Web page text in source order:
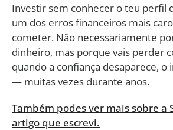
Investir sem conhecer o teu perfil
um dos erros financeiros mais
cometer. Não necessariamente
dinheiro, mas porque vais perder
quando a confiança desaparece,
— muitas vezes durante anos.
Também podes ver mais sobre a
artigo que escrevi.